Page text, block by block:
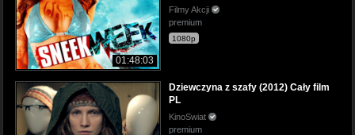
01:48:03
Filmy Akcji
premium
1080p
Dziewczyna z szafy (2012) Cały film
PL
KinoSwiat
premium